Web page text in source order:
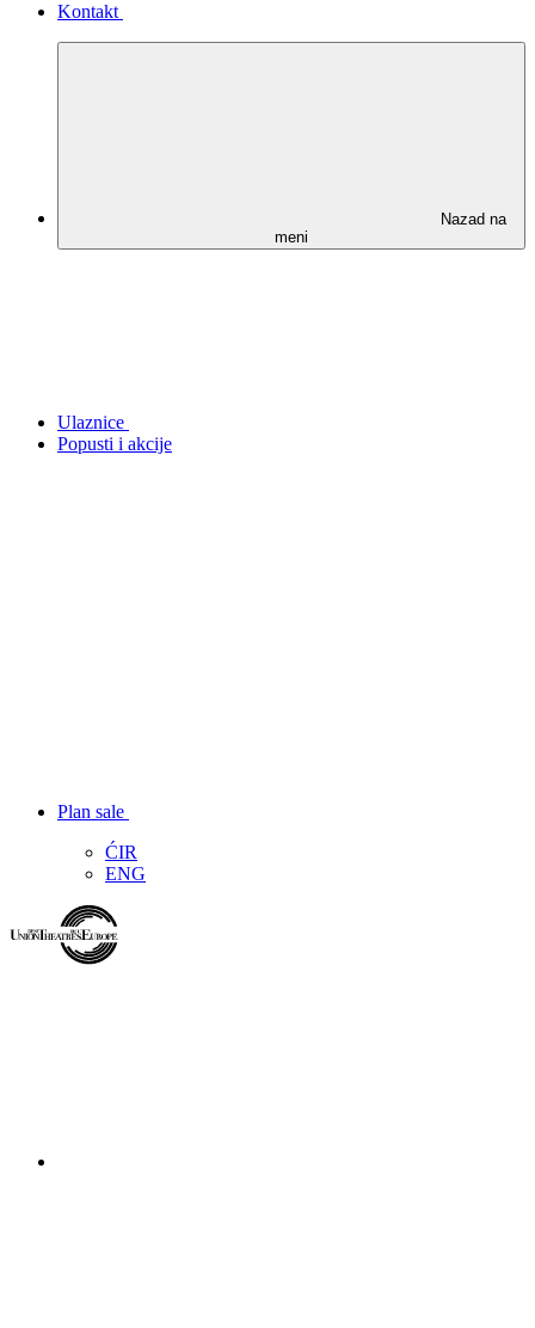
Kontakt
Nazad na
meni
Ulaznice
Popusti i akcije
Plan sale
ĆIR
ENG